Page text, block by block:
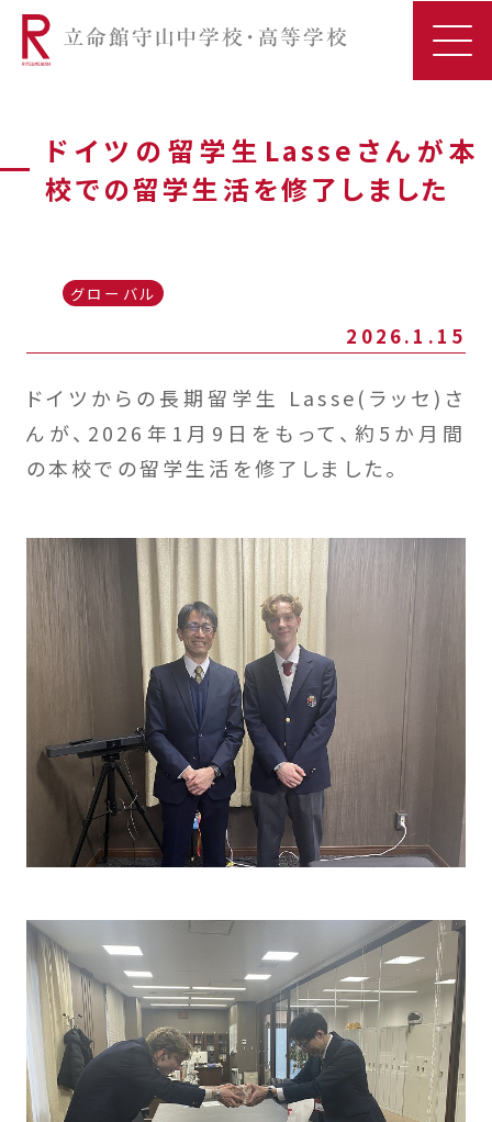
ドイツの留学生Lasseさんが本
校での留学生活を修了しました
グローバル
2026.1.15
ドイツからの長期留学生 Lasse(ラッセ)さ
んが、2026年1月9日をもって、約5か月間
の本校での留学生活を修了しました。